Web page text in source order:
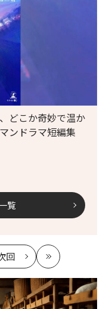
どこか奇妙で温か
ンドラマ短編集
覧
回
記
事
へ
最
新